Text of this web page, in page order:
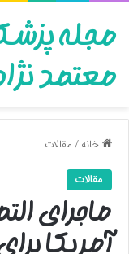
مجله
معتمد
خانه/مقالات
مقالات
ماجرای
آمریکا